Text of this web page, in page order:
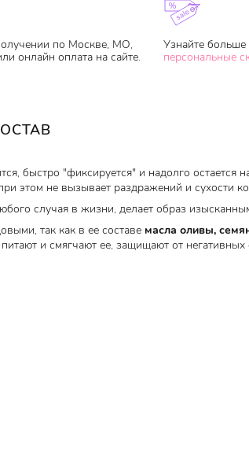
по Москве, МО,
онлайн оплата на сайте.
Узнайте больше
персональные
быстро "фиксируется" и надолго остается
этом не вызывает раздражений и сухости
случая в жизни, делает образ
так как в ее составе масла оливы,
и смягчают ее, защищают от негативных
и экономно расходуется.